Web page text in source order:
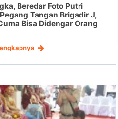
Beredar Foto Putri
Tangan Brigadir J,
Bisa Didengar Orang